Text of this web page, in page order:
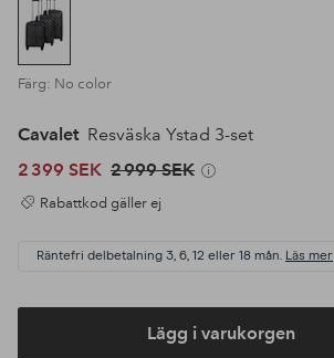
Färg: No color
Cavalet Resväska Ystad 3-set
2 399 SEK 2 999 SEK
Rabattkod gäller ej
Räntefri delbetalning 3, 6, 12 eller 18 mån. Läs mer
Lägg i varukorgen